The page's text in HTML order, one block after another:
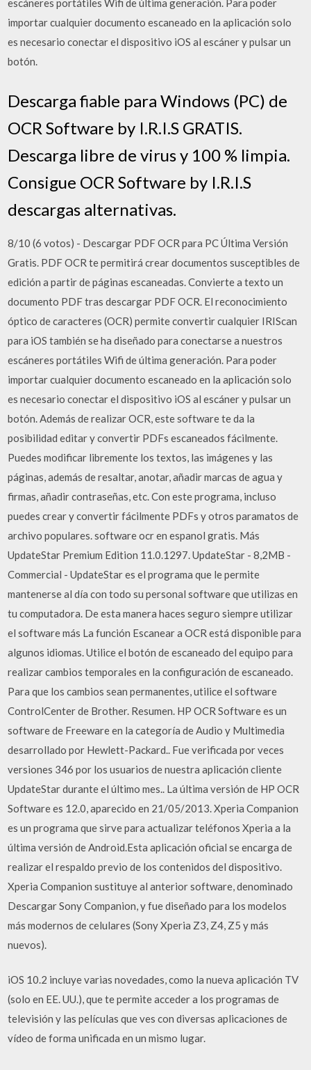
escáneres portátiles Wifi de última generación. Para poder
importar cualquier documento escaneado en la aplicación solo
es necesario conectar el dispositivo iOS al escáner y pulsar un
botón.
Descarga fiable para Windows (PC) de
OCR Software by I.R.I.S GRATIS.
Descarga libre de virus y 100 % limpia.
Consigue OCR Software by I.R.I.S
descargas alternativas.
8/10 (6 votos) - Descargar PDF OCR para PC Última Versión
Gratis. PDF OCR te permitirá crear documentos susceptibles de
edición a partir de páginas escaneadas. Convierte a texto un
documento PDF tras descargar PDF OCR. El reconocimiento
óptico de caracteres (OCR) permite convertir cualquier IRIScan
para iOS también se ha diseñado para conectarse a nuestros
escáneres portátiles Wifi de última generación. Para poder
importar cualquier documento escaneado en la aplicación solo
es necesario conectar el dispositivo iOS al escáner y pulsar un
botón. Además de realizar OCR, este software te da la
posibilidad editar y convertir PDFs escaneados fácilmente.
Puedes modificar libremente los textos, las imágenes y las
páginas, además de resaltar, anotar, añadir marcas de agua y
firmas, añadir contraseñas, etc. Con este programa, incluso
puedes crear y convertir fácilmente PDFs y otros paramatos de
archivo populares. software ocr en espanol gratis. Más
UpdateStar Premium Edition 11.0.1297. UpdateStar - 8,2MB -
Commercial - UpdateStar es el programa que le permite
mantenerse al día con todo su personal software que utilizas en
tu computadora. De esta manera haces seguro siempre utilizar
el software más La función Escanear a OCR está disponible para
algunos idiomas. Utilice el botón de escaneado del equipo para
realizar cambios temporales en la configuración de escaneado.
Para que los cambios sean permanentes, utilice el software
ControlCenter de Brother. Resumen. HP OCR Software es un
software de Freeware en la categoría de Audio y Multimedia
desarrollado por Hewlett-Packard.. Fue verificada por veces
versiones 346 por los usuarios de nuestra aplicación cliente
UpdateStar durante el último mes.. La última versión de HP OCR
Software es 12.0, aparecido en 21/05/2013. Xperia Companion
es un programa que sirve para actualizar teléfonos Xperia a la
última versión de Android.Esta aplicación oficial se encarga de
realizar el respaldo previo de los contenidos del dispositivo.
Xperia Companion sustituye al anterior software, denominado
Descargar Sony Companion, y fue diseñado para los modelos
más modernos de celulares (Sony Xperia Z3, Z4, Z5 y más
nuevos).
iOS 10.2 incluye varias novedades, como la nueva aplicación TV
(solo en EE. UU.), que te permite acceder a los programas de
televisión y las películas que ves con diversas aplicaciones de
vídeo de forma unificada en un mismo lugar.